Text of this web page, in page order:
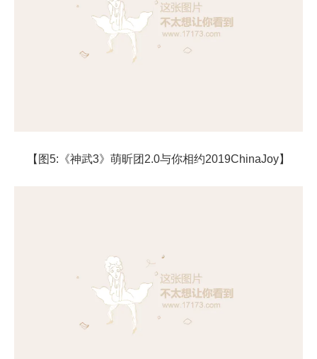
【图5:《神武3》萌昕团2.0与你相约2019ChinaJoy】